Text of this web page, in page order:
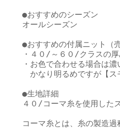
●おすすめのシーズン
オールシーズン
●おすすめの付属ニット（
・４０/～６０/クラスの
・お色で合わせる場合は
かなり明るめですが【ス
●生地詳細
４０/コーマ糸を使用した
コーマ糸とは、糸の製造